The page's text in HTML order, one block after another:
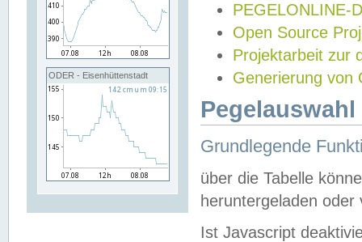
ODER - Eisenhüttenstadt
PEGELONLINE-
Open Source
Projektarbeit zur
Generierung von
Grundlegende
über die Tabelle
heruntergeladen oder
Ist Javascript